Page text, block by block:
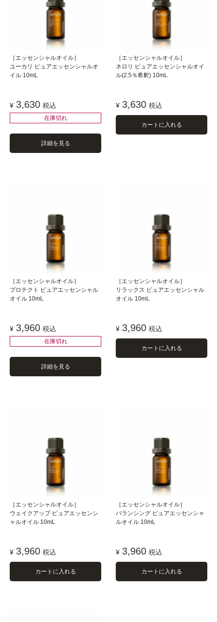
［エッセンシャルオイル］
ユーカリ ピュアエッセンシャルオ
イル 10mL
¥ 3,630 税込
在庫切れ
詳細を見る
［エッセンシャルオイル］
ネロリ ピュアエッセンシャルオイ
ル(2.5％希釈) 10mL
¥ 3,630 税込
カートに入れる
［エッセンシャルオイル］
プロテクト ピュアエッセンシャル
オイル 10mL
¥ 3,960 税込
在庫切れ
詳細を見る
［エッセンシャルオイル］
リラックス ピュアエッセンシャル
オイル 10mL
¥ 3,960 税込
カートに入れる
［エッセンシャルオイル］
ウェイクアップ ピュアエッセンシ
ャルオイル 10mL
¥ 3,960 税込
カートに入れる
［エッセンシャルオイル］
バランシング ピュアエッセンシャ
ルオイル 10mL
¥ 3,960 税込
カートに入れる